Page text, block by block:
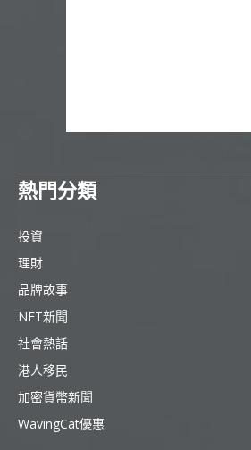
熱門分類
投資
理財
品牌故事
NFT新聞
社會熱話
港人移民
加密貨幣新聞
WavingCat優惠